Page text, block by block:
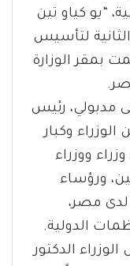
“يو كياو تين
لتأسيس
بمقر الوزارة
مدبولي، رئيس
وكبار
ووزراء
ورؤساء
لدى مصر،
الدولية.
الدكتور